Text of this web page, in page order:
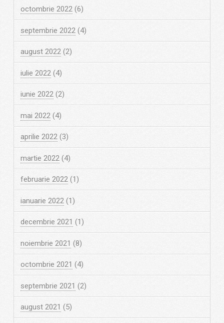
octombrie 2022(6)
septembrie 2022(4)
august 2022(2)
iulie 2022(4)
iunie 2022(2)
mai 2022(4)
aprilie 2022(3)
martie 2022(4)
februarie 2022(1)
ianuarie 2022(1)
decembrie 2021 (1)
noiembrie 2021 (8)
octombrie 2021 (4)
septembrie 2021 (2)
august 2021 (5)